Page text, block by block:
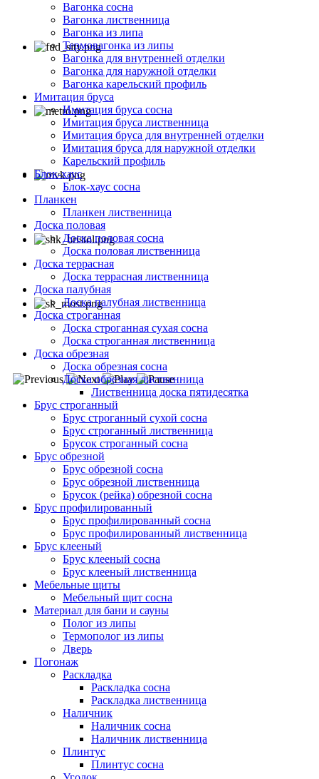
Вагонка сосна
Вагонка лиственница
Вагонка из липа
Термовагонка из липы
Вагонка для внутренней отделки
Вагонка для наружной отделки
Вагонка карельский профиль
Имитация бруса
Имитация бруса сосна
Имитация бруса лиственница
Имитация бруса для внутренней отделки
Имитация бруса для наружной отделки
Карельский профиль
Блок-хаус
Блок-хаус сосна
Планкен
Планкен лиственница
Доска половая
Доска половая сосна
Доска половая лиственница
Доска террасная
Доска террасная лиственница
Доска палубная
Доска палубная лиственница
Доска строганная
Доска строганная сухая сосна
Доска строганная лиственница
Доска обрезная
Доска обрезная сосна
Доска обрезная лиственница
Лиственница доска пятидесятка
Брус строганный
Брус строганный сухой сосна
Брус строганный лиственница
Брусок строганный сосна
Брус обрезной
Брус обрезной сосна
Брус обрезной лиственница
Брусок (рейка) обрезной сосна
Брус профилированный
Брус профилированный сосна
Брус профилированный лиственница
Брус клееный
Брус клееный сосна
Брус клееный лиственница
Мебельные щиты
Мебельный щит сосна
Материал для бани и сауны
Полог из липы
Термополог из липы
Дверь
Погонаж
Раскладка
Раскладка сосна
Раскладка лиственница
Наличник
Наличник сосна
Наличник лиственница
Плинтус
Плинтус сосна